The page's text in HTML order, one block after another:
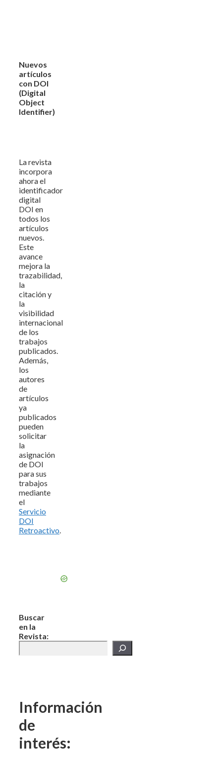
Nuevos
artículos
con DOI
(Digital
Object
Identifier)
La revista
incorpora
ahora el
identificador
digital
DOI en
todos los
artículos
nuevos.
Este
avance
mejora la
trazabilidad,
la
citación y
la
visibilidad
internacional
de los
trabajos
publicados.
Además,
los
autores
de
artículos
ya
publicados
pueden
solicitar
la
asignación
de DOI
para sus
trabajos
mediante
el
Servicio
DOI
Retroactivo.
Buscar
en la
Revista:
Información
de
interés: